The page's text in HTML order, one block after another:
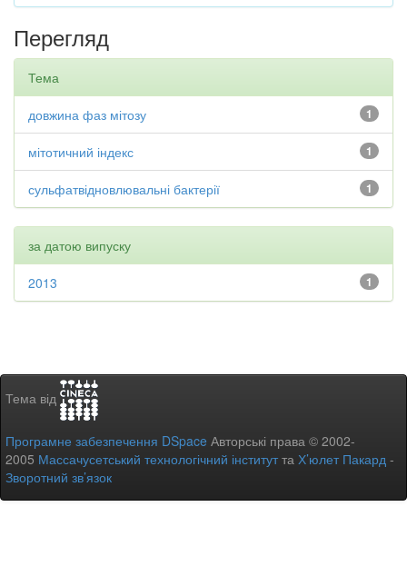
Перегляд
Тема
1
довжина фаз мітозу
1
мітотичний індекс
1
сульфатвідновлювальні бактерії
за датою випуску
1
2013
Тема від
Програмне забезпечення DSpace Авторські права © 2002-
2005 Массачусетський технологічний інститутта Х’юлет Пакард -
Зворотний зв’язок